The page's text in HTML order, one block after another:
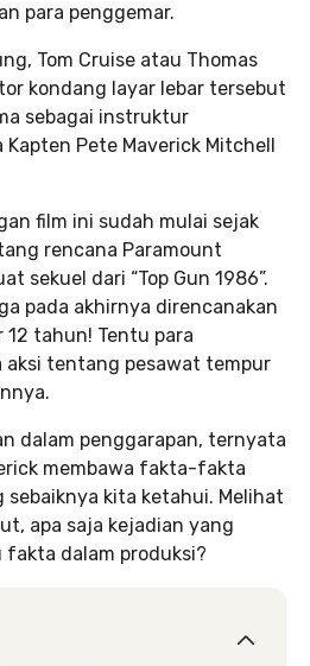
para penggemar.
Tom Cruise atau Thomas
kondang layar lebar tersebut
sebagai instruktur
Pete Maverick Mitchell
film ini sudah mulai sejak
rencana Paramount
sekuel dari “Top Gun 1986”.
pada akhirnya direncanakan
tahun! Tentu para
aksi tentang pesawat tempur
dalam penggarapan, ternyata
membawa fakta-fakta
sebaiknya kita ketahui. Melihat
apa saja kejadian yang
dalam produksi?